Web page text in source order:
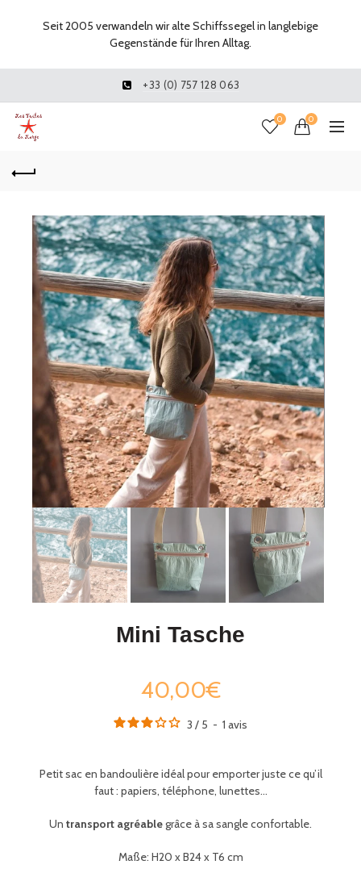
+33 (0) 757 128 063
0 0
Mini Tasche
40,00€
3 / 5 - 1 avis
Petit sac en bandoulière idéal pour emporter juste ce qu’il
faut : papiers, téléphone, lunettes...
Un transport agréablegrâce à sa sangle confortable.
Maße: H20 x B24 x T6 cm
Seit 2005 verwandeln wir alte Schiffssegel in langlebige
Gegenstände für Ihren Alltag.